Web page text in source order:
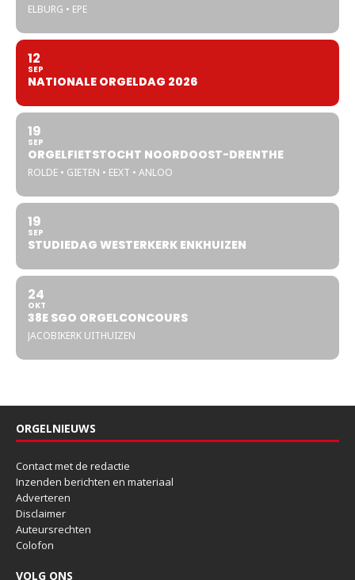
ELBURG • EPE
12
SEP
NATIONALE ORGELDAG 2026
19
SEP
ORGELFIETSTOCHT NOORDOOST-DRENTHE
ROLDE • GIETEN • EEXT • ANLOO
19
SEP
STUDIEDAG WESTERKERK ENKHUIZEN
24
OKT
38E SGO ORGELCONCOURS
JACOBIKERK UITHUIZEN
ORGELNIEUWS
Contact met de redactie
Inzenden berichten en materiaal
Adverteren
Disclaimer
Auteursrechten
Colofon
VOLG ONS